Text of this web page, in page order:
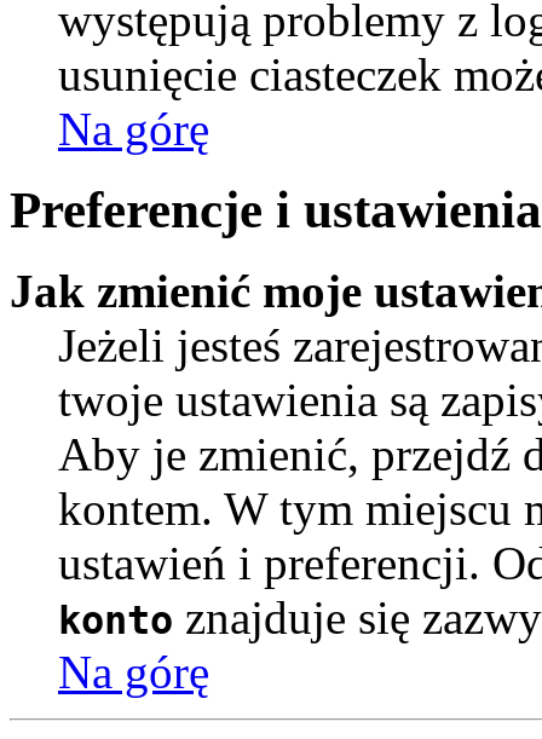
występują problemy z
usunięcie ciasteczek
Na górę
Preferencje i
Jak zmienić moje
Jeżeli jesteś
twoje ustawienia są
Aby je zmienić, przejdź
kontem. W tym miejscu
ustawień i preferencji.
konto znajduje się
Na górę